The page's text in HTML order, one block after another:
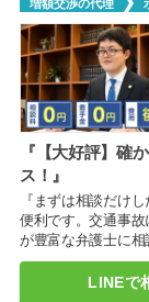
増額交渉の代理
『【大好評】確
ス！』
『まずは相談だけ
便利です。交通事
が豊富な弁護士に相
LINEで